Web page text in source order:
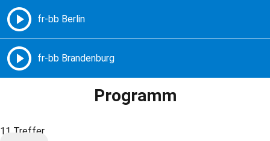
Freie Radios – Berlin Brandenburg
Programm
11 Treffer